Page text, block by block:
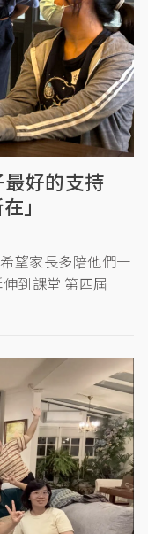
好的支持
」
望家長多陪他們一
到課堂 第四屆